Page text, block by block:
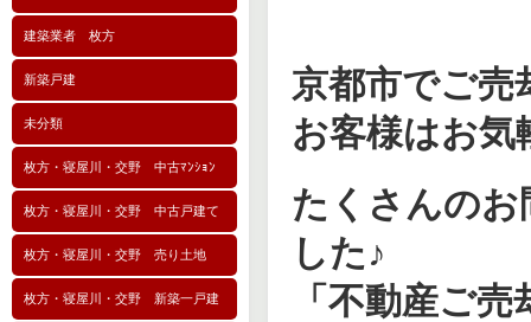
建築業者 枚方
新築戸建
未分類
枚方・寝屋川・交野 中古ﾏﾝｼｮﾝ
枚方・寝屋川・交野 中古戸建て
枚方・寝屋川・交野 売り土地
枚方・寝屋川・交野 新築一戸建
京都市でご売
お客様はお気
たくさんの
した♪
「不動産ご